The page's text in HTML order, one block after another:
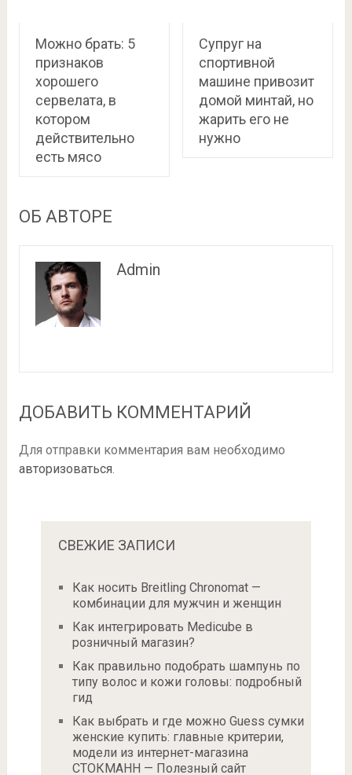
Можно брать: 5
признаков
хорошего
сервелата, в
котором
действительно
есть мясо
Супруг на
спортивной
машине привозит
домой минтай, но
жарить его не
нужно
ОБ АВТОРЕ
Admin
ДОБАВИТЬ КОММЕНТАРИЙ
Для отправки комментария вам необходимо
авторизоваться.
СВЕЖИЕ ЗАПИСИ
Как носить Breitling Chronomat —
комбинации для мужчин и женщин
Как интегрировать Medicube в
розничный магазин?
Как правильно подобрать шампунь по
типу волос и кожи головы: подробный
гид
Как выбрать и где можно Guess сумки
женские купить: главные критерии,
модели из интернет-магазина
СТОКМАНН — Полезный сайт